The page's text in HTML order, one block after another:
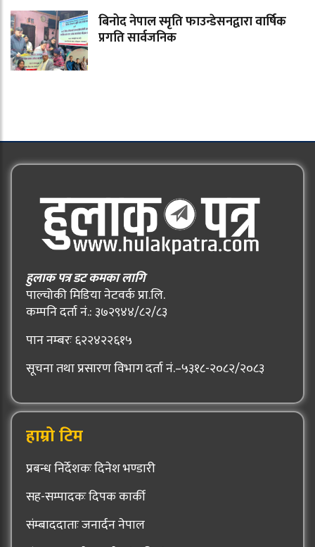
बिनोद नेपाल स्मृति फाउन्डेसनद्वारा वार्षिक
प्रगति सार्वजनिक
हुलाक पत्र डट कमका लागि
पाल्चोकी मिडिया नेटवर्क प्रा.लि.
कम्पनि दर्ता नं.: ३७२९४४/८२/८३
पान नम्बरः ६२२४२२६१५
सूचना तथा प्रसारण विभाग दर्ता नं.–५३१८-२०८२/२०८३
हाम्रो टिम
प्रबन्ध निर्देशकः दिनेश भण्डारी
सह-सम्पादकः दिपक कार्की
संम्बाददाताः जनार्दन नेपाल